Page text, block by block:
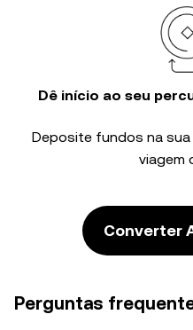
Dê início ao seu
Deposite fundos na
viagem
Converter
Perguntas